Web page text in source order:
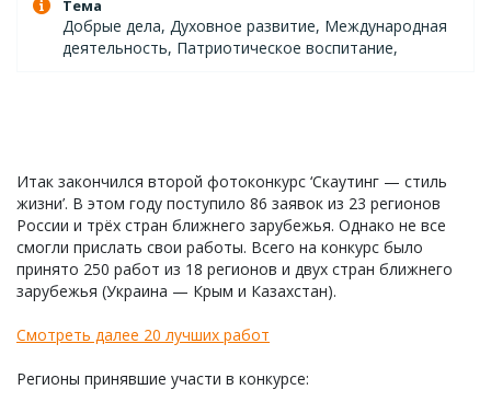
Тема
Добрые дела, Духовное развитие, Международная
деятельность, Патриотическое воспитание,
Итак закончился второй фотоконкурс ‘Скаутинг — стиль
жизни’. В этом году поступило 86 заявок из 23 регионов
России и трёх стран ближнего зарубежья. Однако не все
смогли прислать свои работы. Всего на конкурс было
принято 250 работ из 18 регионов и двух стран ближнего
зарубежья (Украина — Крым и Казахстан).
Смотреть далее 20 лучших работ
Регионы принявшие участи в конкурсе: